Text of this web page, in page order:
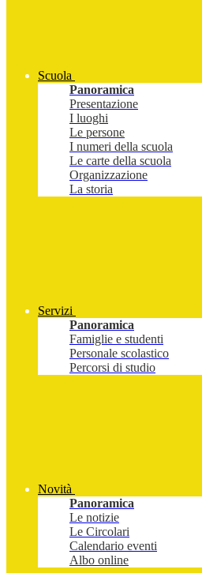
Scuola
Panoramica
Presentazione
I luoghi
Le persone
I numeri della scuola
Le carte della scuola
Organizzazione
La storia
Servizi
Panoramica
Famiglie e studenti
Personale scolastico
Percorsi di studio
Novità
Panoramica
Le notizie
Le Circolari
Calendario eventi
Albo online